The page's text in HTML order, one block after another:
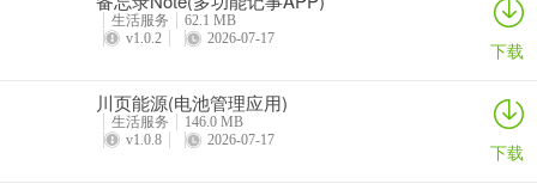
生活服务
62.1 MB
v1.0.2
2026-07-17 下载
川页能源(电池管理应用)
生活服务
146.0 MB
v1.0.8
2026-07-17 下载